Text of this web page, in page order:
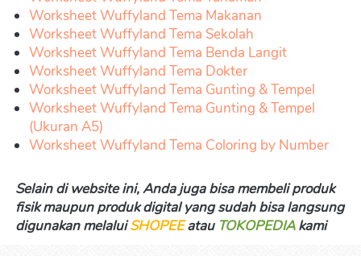
Worksheet Wuffyland Tema Makanan
Worksheet Wuffyland Tema Sekolah
Worksheet Wuffyland Tema Benda Langit
Worksheet Wuffyland Tema Dokter
Worksheet Wuffyland Tema Gunting & Tempel
Worksheet Wuffyland Tema Gunting & Tempel
(Ukuran A5)
Worksheet Wuffyland Tema Coloring by Number
Selain di website ini, Anda juga bisa membeli produk
fisik maupun produk digital yang sudah bisa langsung
digunakan melalui SHOPEE atau TOKOPEDIA kami